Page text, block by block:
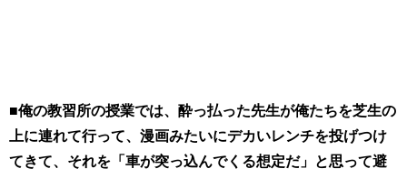
■俺の教習所の授業では、酔っ払った先生が俺たちを芝生の
上に連れて行って、漫画みたいにデカいレンチを投げつけ
てきて、それを「車が突っ込んでくる想定だ」と思って避